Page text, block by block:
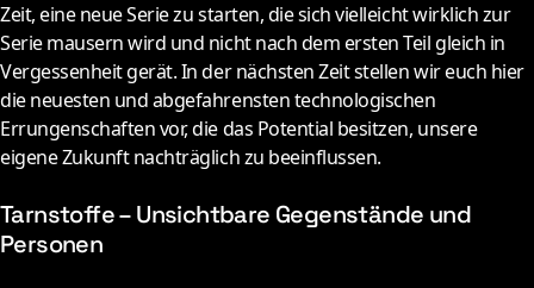
Zeit, eine neue Serie zu starten, die sich vielleicht wirklich zur
Serie mausern wird und nicht nach dem ersten Teil gleich in
Vergessenheit gerät. In der nächsten Zeit stellen wir euch hier
die neuesten und abgefahrensten technologischen
Errungenschaften vor, die das Potential besitzen, unsere
eigene Zukunft nachträglich zu beeinflussen.
Tarnstoffe – Unsichtbare Gegenstände und
Personen